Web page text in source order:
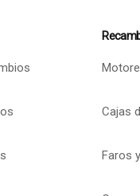
Cajas
Faros